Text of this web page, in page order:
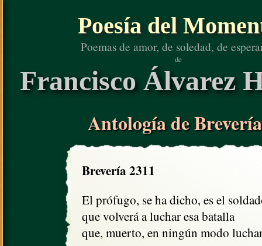
Poesía del
Poemas de amor, de soledad, de
de
Francisco Álvarez
Antología de
Brevería 2311
El prófugo, se ha dicho, es el
que volverá a luchar esa batalla
que, muerto, en ningún modo